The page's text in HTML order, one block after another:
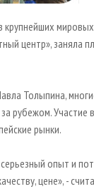
центр»,
Толыпина,
Участие
рынки.
опыт и
цене», -